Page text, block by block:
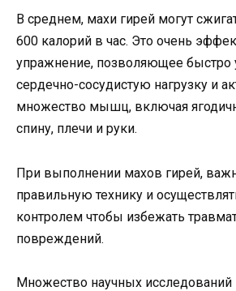
В среднем, махи гирей могут
600 калорий в час. Это очень
упражнение, позволяющее быстро
сердечно-сосудистую нагрузку и
множество мышц, включая
спину, плечи и руки.
При выполнении махов гирей,
правильную технику и
контролем чтобы избежать
повреждений.
Множество научных исследований